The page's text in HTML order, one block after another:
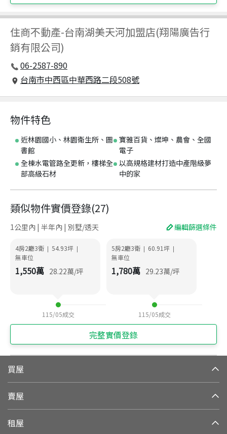
住商不動產-台南湖美天河加盟店(翔陽廣告行
銷有限公司)
06-2587-890
台南市中西區中華西路二段508號
物件特色
近林園國小、林園衛生所、圖
書館
寶雅百貨、燦坤、農會、全國
電子
全棟水電管路全更新，樓梯全
部高級石材
以高規格建材打造中產階級夢
中的家
類似物件實價登錄(27)
1公里內 | 半年內 | 別墅/透天 編輯篩選條件
4房2廳3衛 | 54.93坪 |
無車位
1,550萬 28.22萬/坪
115/05成交
5房2廳3衛 | 60.91坪 |
無車位
1,780萬 29.23萬/坪
115/05成交
完整實價登錄
買屋
賣屋
租屋